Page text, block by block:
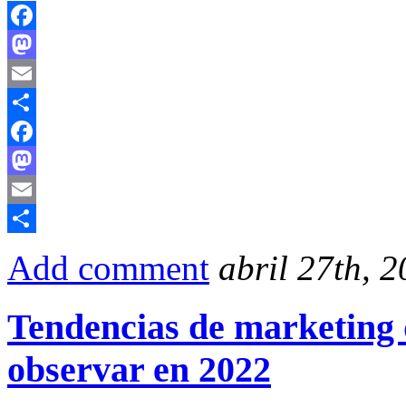
Facebook
Mastodon
Email
Compartir
Facebook
Mastodon
Email
Add comment abril 27th,
Tendencias de
observar en 2022